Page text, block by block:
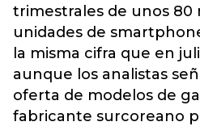
trimestrales de unos 80
unidades de
la misma cifra que en
aunque los analistas
oferta de modelos de
fabricante surcoreano